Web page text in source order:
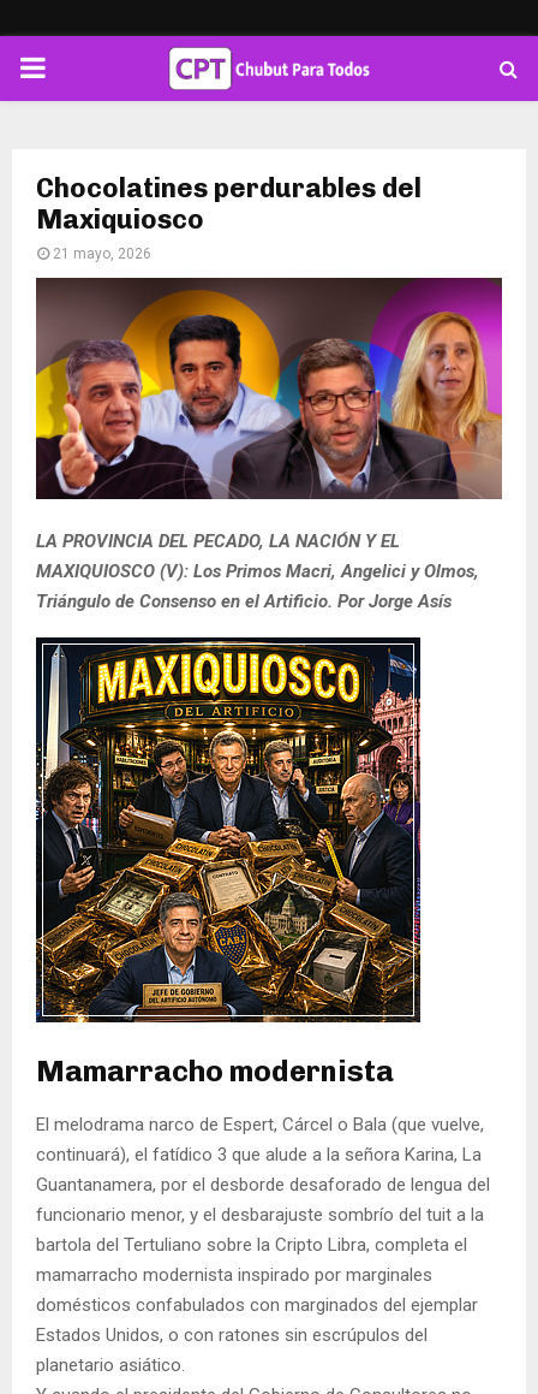
PRIMARY
Chocolatines perdurables del
Maxiquiosco
21 mayo, 2026
LA PROVINCIA DEL PECADO, LA NACIÓN Y EL
MAXIQUIOSCO (V): Los Primos Macri, Angelici y Olmos,
Triángulo de Consenso en el Artificio. Por Jorge Asís
Mamarracho modernista
El melodrama narco de Espert, Cárcel o Bala (que vuelve,
continuará), el fatídico 3 que alude a la señora Karina, La
Guantanamera, por el desborde desaforado de lengua del
funcionario menor, y el desbarajuste sombrío del tuit a la
bartola del Tertuliano sobre la Cripto Libra, completa el
mamarracho modernista inspirado por marginales
domésticos confabulados con marginados del ejemplar
Estados Unidos, o con ratones sin escrúpulos del
planetario asiático.